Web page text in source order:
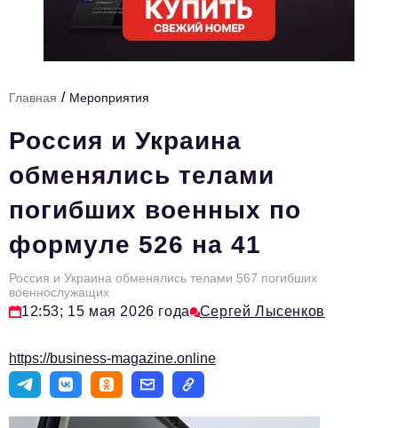
Премия "Тульский Бизнес"
История тульского предпринимательства
Тема номера
HR
Персона номера
Инфраструктура развития
Технологии и тренды
Туризм
Мероприятия
Главная / Мероприятия
Россия и Украина
обменялись телами
погибших военных по
формуле 526 на 41
Россия и Украина обменялись телами 567 погибших
военнослужащих
12:53; 15 мая 2026 года Сергей Лысенков
https://business-magazine.online